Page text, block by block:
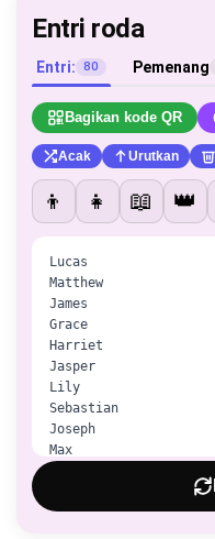
Entri roda
Entri: 80 Pemenang
Bagikan kode QR
Acak Urutkan
👦 👧 📖 👑